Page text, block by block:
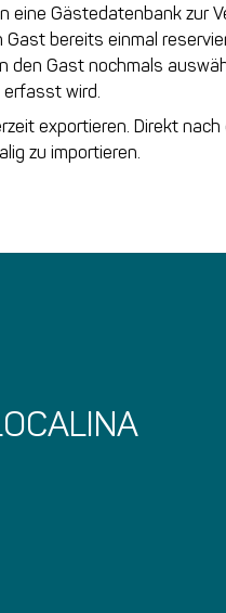
eine Gästedatenbank zur
bereits einmal
den Gast nochmals
wird.
exportieren. Direkt
zu importieren.